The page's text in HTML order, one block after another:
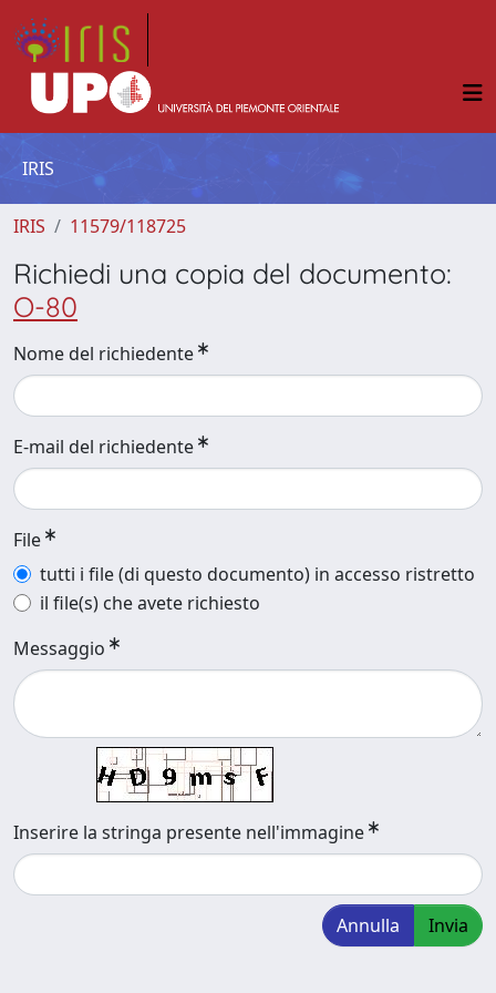
IRIS
IRIS 11579/118725
Richiedi una copia del documento:
O-80
Nome del richiedente
E-mail del richiedente
File
tutti i file (di questo documento) in accesso ristretto
il file(s) che avete richiesto
Messaggio
Inserire la stringa presente nell'immagine
Annulla Invia